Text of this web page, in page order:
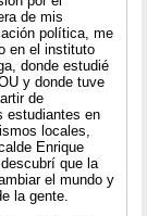
de mis
política, me
en el instituto
donde estudié
y donde tuve
de
estudiantes en
locales,
Enrique
que la
el mundo y
la gente.